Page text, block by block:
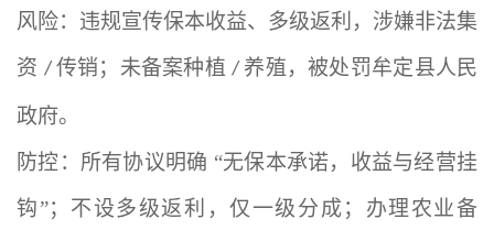
风险：违规宣传保本收益、多级返利，涉嫌非法集
资 / 传销；未备案种植/ 养殖，被处罚牟定县人民
政府。
防控：所有协议明确 “无保本承诺，收益与经营挂
钩”；不设多级返利，仅一级分成；办理农业备